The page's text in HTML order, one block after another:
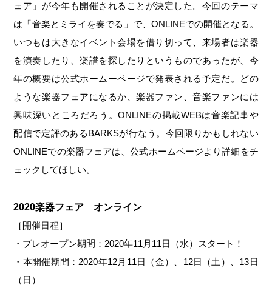
ェア」が今年も開催されることが決定した。今回のテーマ
は「音楽とミライを奏でる」で、ONLINEでの開催となる。
いつもは大きなイベント会場を借り切って、来場者は楽器
を演奏したり、楽譜を探したりというものであったが、今
年の概要は公式ホームーページで発表される予定だ。どの
ような楽器フェアになるか、楽器ファン、音楽ファンには
興味深いところだろう。ONLINEの掲載WEBは音楽記事や
配信で定評のあるBARKSが行なう。今回限りかもしれない
ONLINEでの楽器フェアは、公式ホームページより詳細をチ
ェックしてほしい。
2020楽器フェア オンライン
［開催日程］
・プレオープン期間：2020年11月11日（水）スタート！
・本開催期間：2020年12月11日（金）、12日（土）、13日
（日）